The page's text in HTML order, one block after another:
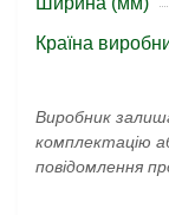
Країна
Виробник
комплектацію
повідомлення